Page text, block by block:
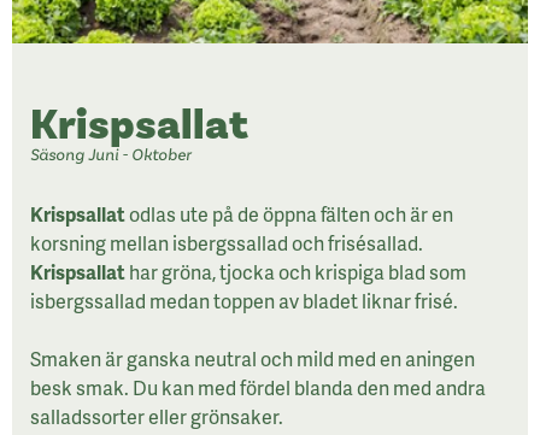
Krispsallat
Säsong Juni - Oktober
Krispsallatodlas ute på de öppna fälten och är en
korsning mellan isbergssallad och frisésallad.
Krispsallathar gröna, tjocka och krispiga blad som
isbergssallad medan toppen av bladet liknar frisé.
Smaken är ganska neutral och mild med en aningen
besk smak. Du kan med fördel blanda den med andra
salladssorter eller grönsaker.